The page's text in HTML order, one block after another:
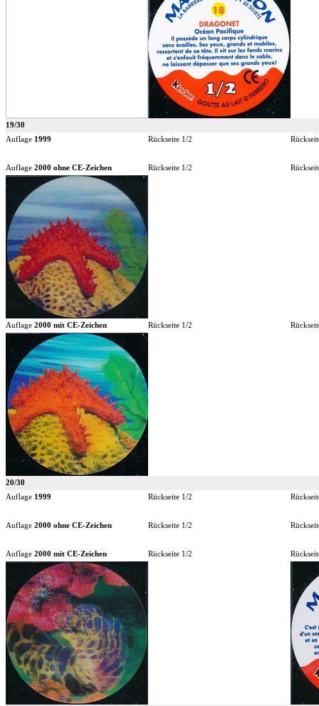
19/30
Auflage 1999 Rückseite 1/2
Auflage 2000 ohne CE-Zeichen Rückseite 1/2
Auflage 2000 mit CE-Zeichen Rückseite 1/2
20/30
Auflage 1999 Rückseite 1/2
Auflage 2000 ohne CE-Zeichen Rückseite 1/2
Auflage 2000 mit CE-Zeichen Rückseite 1/2